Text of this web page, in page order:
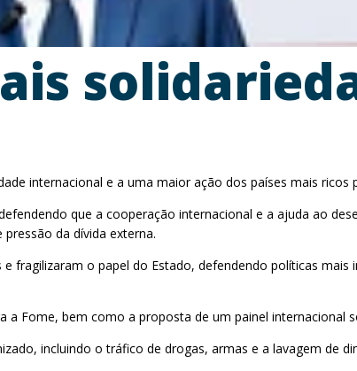
internacional e a uma maior ação dos países mais ricos
que a cooperação internacional e a ajuda ao
da dívida externa.
o papel do Estado, defendendo políticas mais
Fome, bem como a proposta de um painel internacional
incluindo o tráfico de drogas, armas e a lavagem de